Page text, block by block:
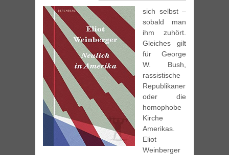
sich selbst –
sobald man
ihm zuhört.
Gleiches gilt
für George
W. Bush,
rassistische
Republikaner
oder die
homophobe
Kirche
Amerikas.
Eliot
Weinberger